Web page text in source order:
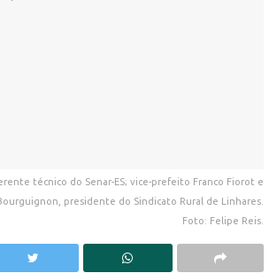
técnico do Senar-ES; vice-prefeito Franco Fiorot e
presidente do Sindicato Rural de Linhares.
Foto: Felipe Reis.